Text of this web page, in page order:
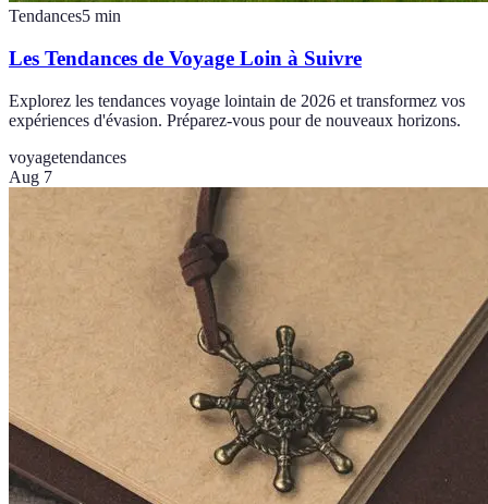
Tendances5 min
Les Tendances de Voyage Loin à Suivre
Explorez les tendances voyage lointain de 2026 et transformez vos
expériences d'évasion. Préparez-vous pour de nouveaux horizons.
voyagetendances
Aug 7